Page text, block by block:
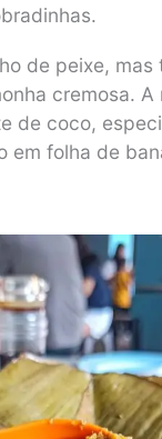
de peixe, mas
cremosa. A
de coco,
em folha de